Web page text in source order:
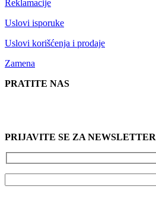
Reklamacije
Uslovi isporuke
Uslovi korišćenja i prodaje
Zamena
PRATITE NAS
PRIJAVITE SE ZA NEWSLETTER